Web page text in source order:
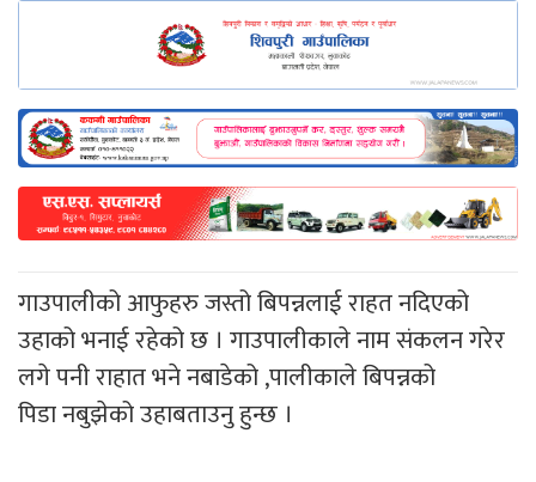
गाउपालीको आफुहरु जस्तो बिपन्नलाई राहत नदिएको
उहाको भनाई रहेको छ । गाउपालीकाले नाम संकलन गरेर
लगे पनी राहात भने नबाडेको ,पालीकाले बिपन्नको
पिडा नबुझेको उहाबताउनु हुन्छ ।